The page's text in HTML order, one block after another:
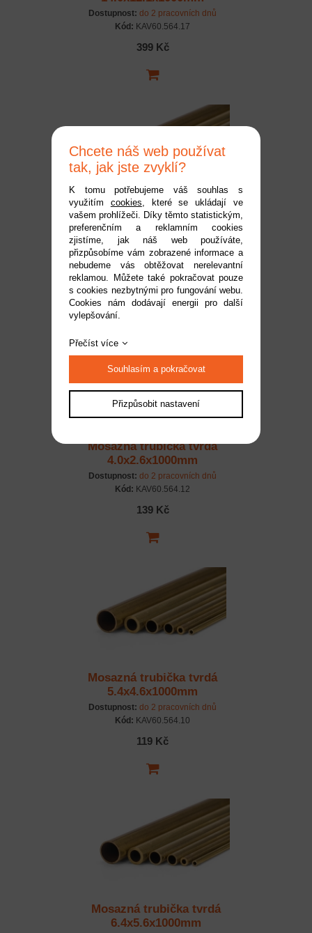
Dostupnost: do 2 pracovních dnů
Kód: KAV60.564.17
399 Kč
Mosazná trubička tvrdá
10.0x9.1x1000mm
Dostupnost:
do 2 pracovních dnů
Kód:KAV60.564.16
249 Kč
Mosazná trubička tvrdá
4.0x2.6x1000mm
Dostupnost: do 2 pracovních dnů
Kód: KAV60.564.12
139 Kč
Mosazná trubička tvrdá
5.4x4.6x1000mm
Dostupnost: do 2 pracovních dnů
Kód: KAV60.564.10
119 Kč
Mosazná trubička tvrdá
6.4x5.6x1000mm
Chcete náš web používat
tak, jak jste zvyklí?
K tomu potřebujeme váš souhlas s
využitím cookies, které se ukládají ve
vašem prohlížeči. Díky těmto statistickým,
preferenčním a reklamním cookies
zjistíme, jak náš web používáte,
přizpůsobíme vám zobrazené informace a
nebudeme vás obtěžovat nerelevantní
reklamou. Můžete také pokračovat pouze
s cookies nezbytnými pro fungování webu.
Cookies nám dodávají energii pro další
vylepšování.
Přečíst více
Souhlasím a pokračovat
Přizpůsobit nastavení